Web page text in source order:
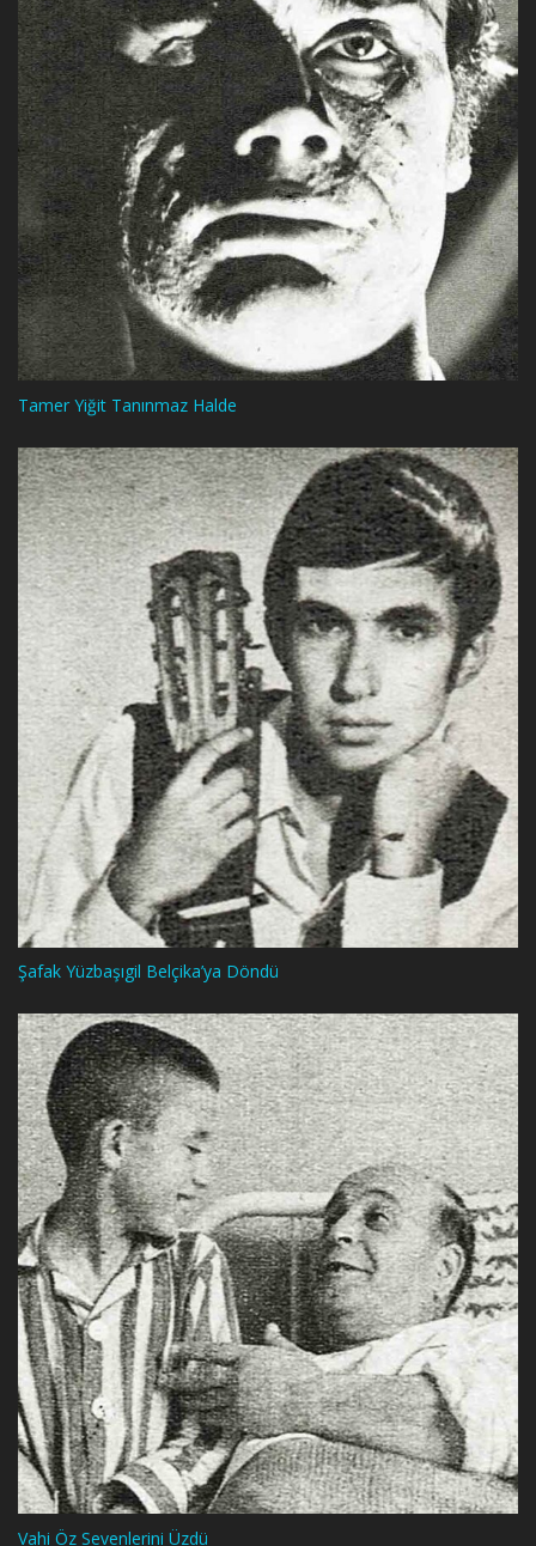
Tamer Yiğit Tanınmaz Halde
Şafak Yüzbaşıgil Belçika’ya Döndü
Vahi Öz Sevenlerini Üzdü